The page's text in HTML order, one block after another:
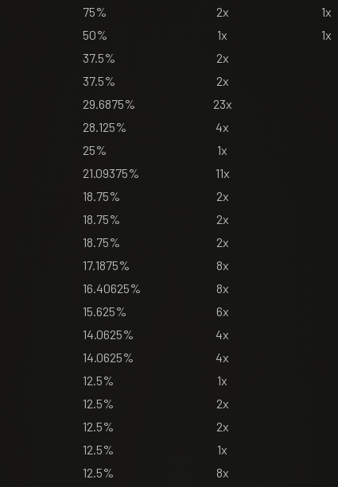
75% 2x 1x
50% 1x
1x
37.5% 2x
37.5% 2x
29.6875% 23x
28.125% 4x
25% 1x
21.09375% 11x
18.75% 2x
18.75% 2x
18.75% 2x
17.1875% 8x
16.40625% 8x
15.625% 6x
14.0625% 4x
14.0625% 4x
12.5% 1x
12.5% 2x
12.5% 2x
12.5% 1x
12.5% 8x